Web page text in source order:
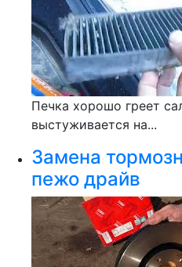
Печка хорошо греет
выстуживается на...
Замена
пежо драйв